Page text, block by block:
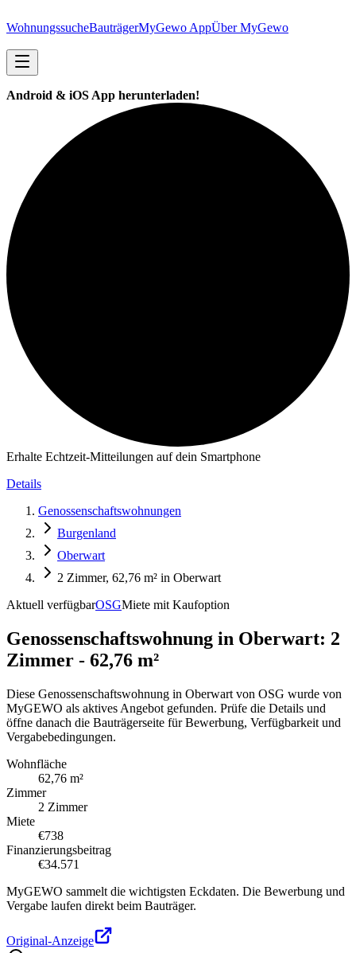
WohnungssucheBauträgerMyGewo AppÜber MyGewo
Android & iOS App herunterladen!
Erhalte Echtzeit-Mitteilungen auf dein Smartphone
Details
Genossenschaftswohnungen
Burgenland
Oberwart
2 Zimmer, 62,76 m² in Oberwart
Aktuell verfügbarOSGMiete mit Kaufoption
Genossenschaftswohnung in Oberwart: 2
Zimmer - 62,76 m²
Diese Genossenschaftswohnung in Oberwart von OSG wurde von
MyGEWO als aktives Angebot gefunden. Prüfe die Details und
öffne danach die Bauträgerseite für Bewerbung, Verfügbarkeit und
Vergabebedingungen.
Wohnfläche
62,76 m²
Zimmer
2 Zimmer
Miete
€738
Finanzierungsbeitrag
€34.571
MyGEWO sammelt die wichtigsten Eckdaten. Die Bewerbung und
Vergabe laufen direkt beim Bauträger.
Original-Anzeige